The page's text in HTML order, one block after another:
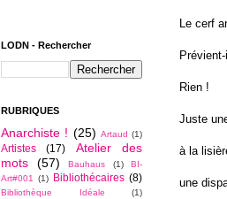
Le cerf
Rien !
Juste
à la
une
LODN - Rechercher
RUBRIQUES
Anarchiste ! (25) Artaud (1)
Artistes (17)
Atelier des
mots
(57) Bauhaus (1)
BI-
Art#001 (1) Bibliothécaires (8)
Bibliothèque Idéale (1)